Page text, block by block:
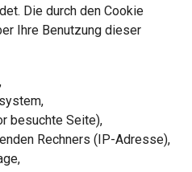
Die durch den Cookie
Ihre Benutzung dieser
besuchte Seite),
Rechners (IP-Adresse),